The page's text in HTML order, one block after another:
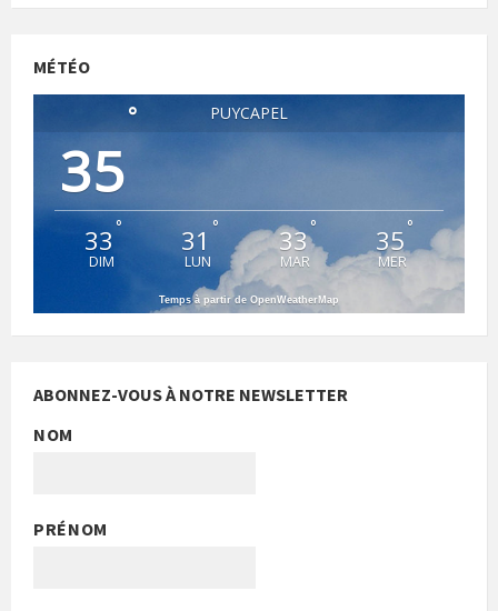
MÉTÉO
PUYCAPEL
35
°
33 °
DIM
31 °
LUN
33°
MAR
35 °
MER
Temps à partir de OpenWeatherMap
ABONNEZ-VOUS À NOTRE NEWSLETTER
NOM
PRÉNOM